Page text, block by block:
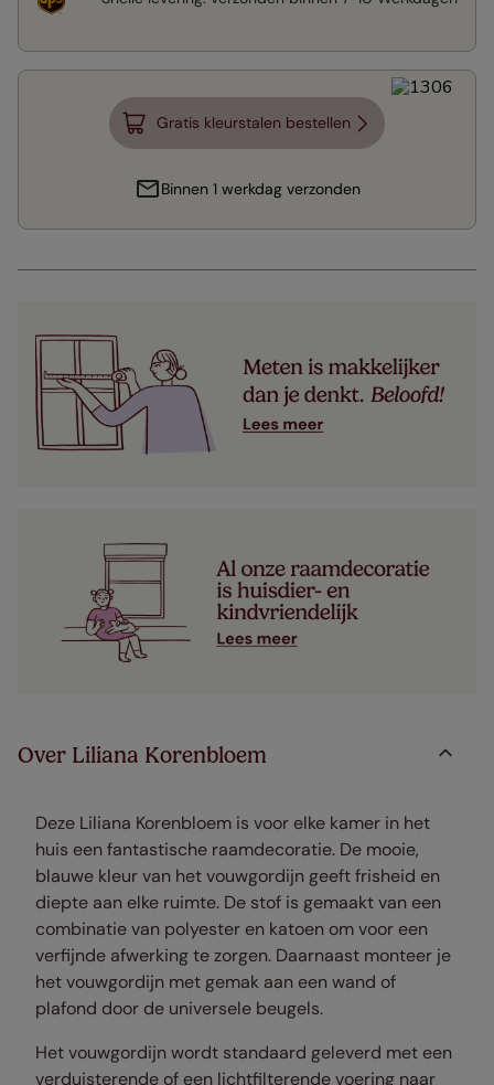
Gratis kleurstalen bestellen
Binnen 1 werkdag verzonden
Over Liliana Korenbloem
Deze Liliana Korenbloem is voor elke kamer in het
huis een fantastische raamdecoratie. De mooie,
blauwe kleur van het vouwgordijn geeft frisheid en
diepte aan elke ruimte. De stof is gemaakt van een
combinatie van polyester en katoen om voor een
verfijnde afwerking te zorgen. Daarnaast monteer je
het vouwgordijn met gemak aan een wand of
plafond door de universele beugels.
Het vouwgordijn wordt standaard geleverd met een
verduisterende of een lichtfilterende voering naar